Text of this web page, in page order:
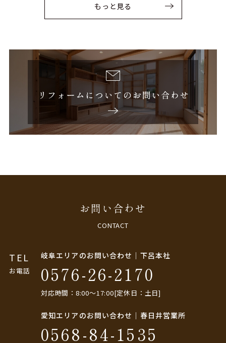
もっと見る
お問い合わせ
CONTACT
TEL
お電話
岐阜エリアのお問い合わせ｜下呂本社
0576-26-2170
対応時間：8:00〜17:00[定休日：土日]
愛知エリアのお問い合わせ｜春日井営業所
0568-84-1535